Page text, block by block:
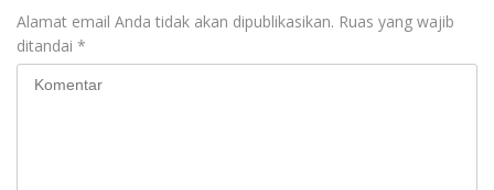
Alamat email Anda tidak akan dipublikasikan. Ruas yang wajib
ditandai *